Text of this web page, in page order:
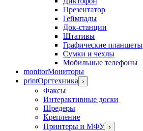
Презентатор
Геймпады
Док-станции
Штативы
Графические планшеты
Сумки и чехлы
Мобильные телефоны
monitorМониторы
printОргтехника ›
Факсы
Интерактивные доски
Шредеры
Крепление
Принтеры и МФУ ›